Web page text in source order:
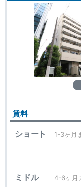
賃料
ショート 1-3ヶ月
ミドル 4-6ヶ月